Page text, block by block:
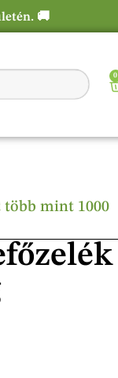
🚚
0
több mint 1000